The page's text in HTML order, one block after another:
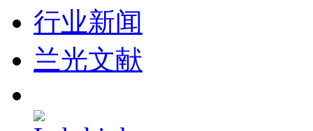
行业新闻
兰光文献